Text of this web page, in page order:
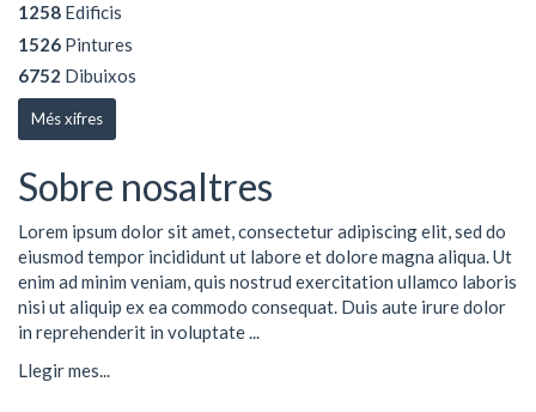
1258 Edificis
1526 Pintures
6752 Dibuixos
Més xifres
Sobre nosaltres
Lorem ipsum dolor sit amet, consectetur adipiscing elit, sed do
eiusmod tempor incididunt ut labore et dolore magna aliqua. Ut
enim ad minim veniam, quis nostrud exercitation ullamco laboris
nisi ut aliquip ex ea commodo consequat. Duis aute irure dolor
in reprehenderit in voluptate ...
Llegir mes...